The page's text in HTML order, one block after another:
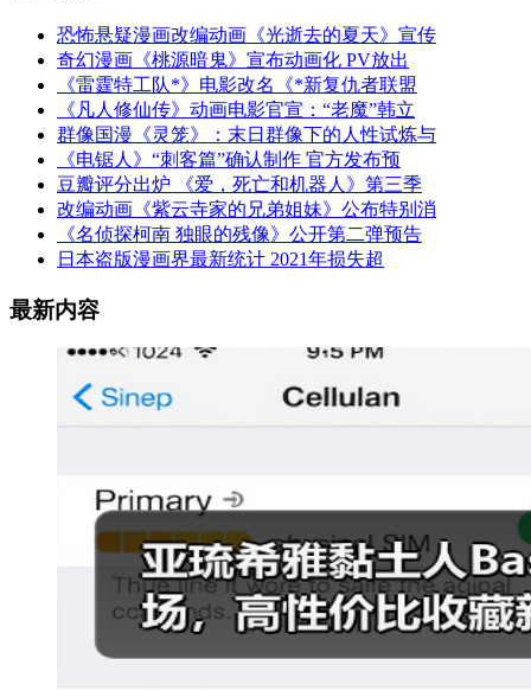
恐怖悬疑漫画改编动画《光逝去的夏天》宣传
奇幻漫画《桃源暗鬼》宣布动画化 PV放出
《雷霆特工队*》电影改名《*新复仇者联盟
《凡人修仙传》动画电影官宣：“老魔”韩立
群像国漫《灵笼》：末日群像下的人性试炼与
《电锯人》“刺客篇”确认制作 官方发布预
豆瓣评分出炉 《爱，死亡和机器人》第三季
改编动画《紫云寺家的兄弟姐妹》公布特别消
《名侦探柯南 独眼的残像》公开第二弹预告
日本盗版漫画界最新统计 2021年损失超
最新内容